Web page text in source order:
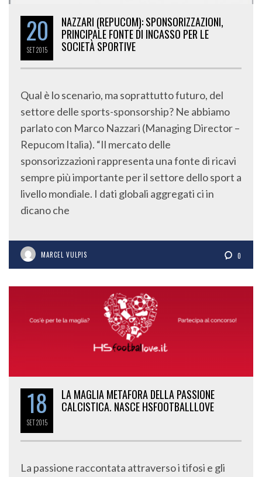
20
SET2015
NAZZARI (REPUCOM): SPONSORIZZAZIONI,
PRINCIPALE FONTE DI INCASSO PER LE
SOCIETÀ SPORTIVE
Qual è lo scenario, ma soprattutto futuro, del
settore delle sports-sponsorship? Ne abbiamo
parlato con Marco Nazzari (Managing Director –
Repucom Italia). “Il mercato delle
sponsorizzazioni rappresenta una fonte di ricavi
sempre più importante per il settore dello sport a
livello mondiale. I dati globali aggregati ci in
dicano che
MARCEL VULPIS 0
18
SET2015
LA MAGLIA METAFORA DELLA PASSIONE
CALCISTICA. NASCE HSFOOTBALLLOVE
La passione raccontata attraverso i tifosi e gli